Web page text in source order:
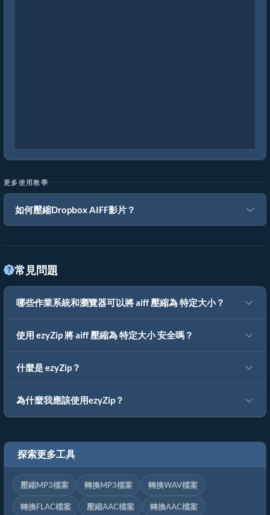
更多使用教學
如何壓縮Dropbox AIFF影片？
常見問題
哪些作業系統和瀏覽器可以將 aiff 壓縮為 特定大小？
使用 ezyZip 將 aiff 壓縮為 特定大小 安全嗎？
什麼是 ezyZip？
為什麼我應該使用ezyZip？
探索更多工具
壓縮MP3檔案 轉換MP3檔案 轉換WAV檔案
轉換FLAC檔案 壓縮AAC檔案 轉換AAC檔案